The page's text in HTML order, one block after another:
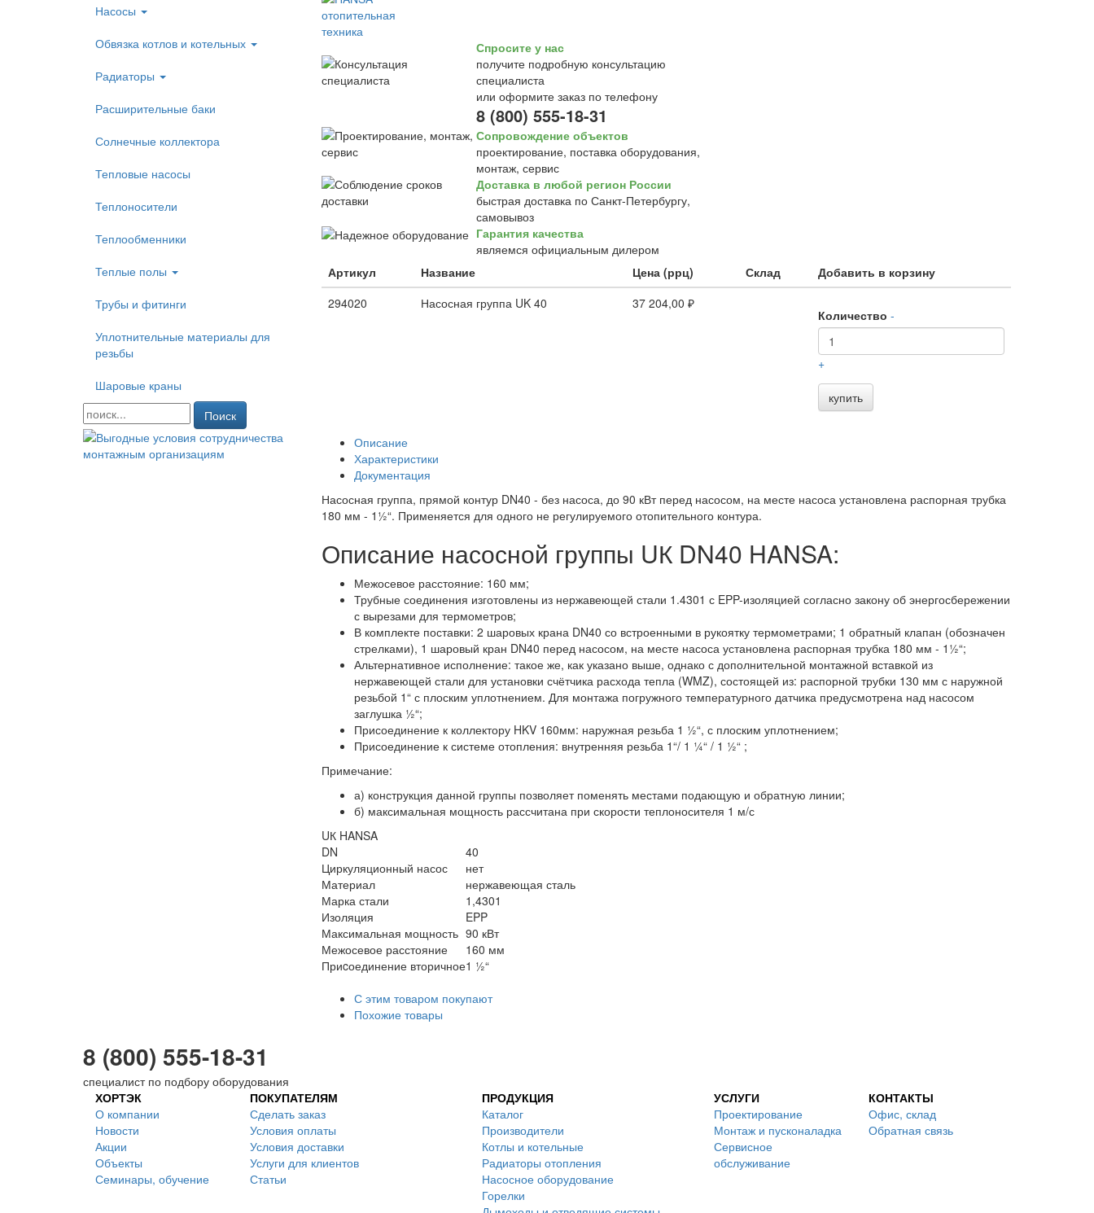
Насосы
Обвязка котлов и котельных
Радиаторы
Расширительные баки
Солнечные коллектора
Тепловые насосы
Теплоносители
Теплообменники
Теплые полы
Трубы и фитинги
Уплотнительные материалы для
резьбы
Шаровые краны
Поиск
Спросите у нас
получите подробную консультацию
специалиста
или оформите заказ по телефону
8 (800) 555-18-31
Сопровождение объектов
проектирование, поставка оборудования,
монтаж, сервис
Доставка в любой регион России
быстрая доставка по Санкт-Петербургу,
самовывоз
Гарантия качества
являемся официальным дилером
Артикул
Название Цена (ррц) Склад
Добавить в корзину
294020
Насосная группа UK 40 37 204,00 ₽
Количество -
+
купить
Описание
Характеристики
Документация
Насосная группа, прямой контур DN40 - без насоса, до 90 кВт перед насосом, на месте насоса установлена распорная трубка
180 мм - 1½“. Применяется для одного не регулируемого отопительного контура.
Описание насосной группы UК DN40 HANSA:
Межосевое расстояние: 160 мм;
Трубные соединения изготовлены из нержавеющей стали 1.4301 с EPP-изоляцией согласно закону об энергосбережении
с вырезами для термометров;
В комплекте поставки: 2 шаровых крана DN40 со встроенными в рукоятку термометрами; 1 обратный клапан (обозначен
стрелками), 1 шаровый кран DN40 перед насосом, на месте насоса установлена распорная трубка 180 мм - 1½“;
Альтернативное исполнение: такое же, как указано выше, однако с дополнительной монтажной вставкой из
нержавеющей стали для установки счётчика расхода тепла (WMZ), состоящей из: распорной трубки 130 мм с наружной
резьбой 1“ с плоским уплотнением. Для монтажа погружного температурного датчика предусмотрена над насосом
заглушка ½“;
Присоединение к коллектору HKV 160мм: наружная резьба 1 ½“, с плоским уплотнением;
Присоединение к системе отопления: внутренняя резьба 1“/ 1 ¼“ / 1 ½“ ;
Примечание:
а) конструкция данной группы позволяет поменять местами подающую и обратную линии;
б) максимальная мощность рассчитана при скорости теплоносителя 1 м/с
UК HANSA
DN
40
Циркуляционный насос
нет
Материал
нержавеющая сталь
Марка стали
1,4301
Изоляция
EPP
Максимальная мощность 90 кВт
Межосевое расстояние
160 мм
Приcоединение вторичное1 ½“
С этим товаром покупают
Похожие товары
8 (800) 555-18-31
специалист по подбору оборудования
ХОРТЭК
О компании
Новости
Акции
Объекты
Семинары, обучение
ПОКУПАТЕЛЯМ
Сделать заказ
Условия оплаты
Условия доставки
Услуги для клиентов
Статьи
ПРОДУКЦИЯ
Каталог
Производители
Котлы и котельные
Радиаторы отопления
Насосное оборудование
Горелки
УСЛУГИ
Проектирование
Монтаж и пусконаладка
Сервисное
обслуживание
КОНТАКТЫ
Офис, склад
Обратная связь